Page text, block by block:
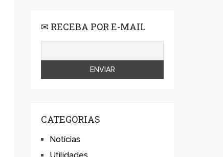
✉ RECEBA POR E-MAIL
CATEGORIAS
Notícias